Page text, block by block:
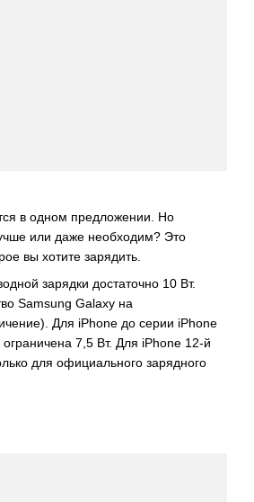
в одном предложении. Но
или даже необходим? Это
вы хотите зарядить.
зарядки достаточно 10 Вт.
Samsung Galaxy на
Для iPhone до серии iPhone
7,5 Вт. Для iPhone 12-й
для официального зарядного